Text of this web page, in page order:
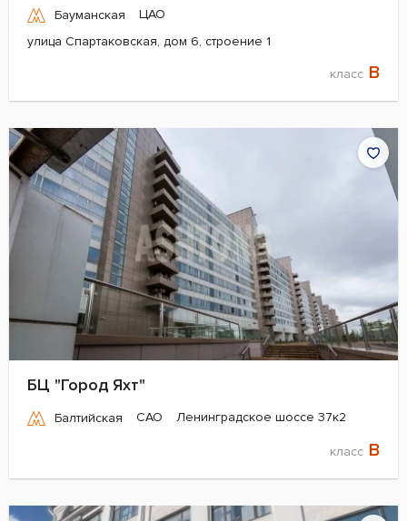
Бауманская
ЦАО
улица Спартаковская, дом 6, строение 1
класс B
БЦ "Город Яхт"
Балтийская САО Ленинградское шоссе 37к2
класс B